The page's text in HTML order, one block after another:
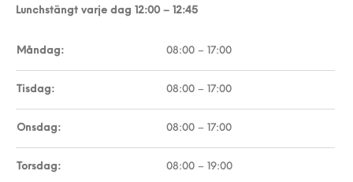
Lunchstängt varje dag 12:00 – 12:45
Måndag: 08:00 – 17:00
Tisdag: 08:00 – 17:00
Onsdag: 08:00 – 17:00
Torsdag: 08:00 – 19:00